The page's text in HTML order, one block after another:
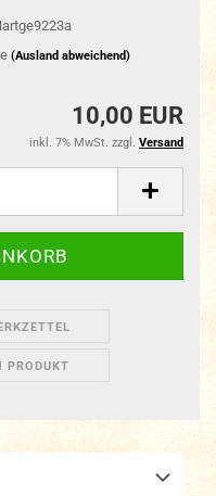
(Ausland abweichend)
10,00 EUR
inkl. 7% MwSt. zzgl. Versand
PRODUKT